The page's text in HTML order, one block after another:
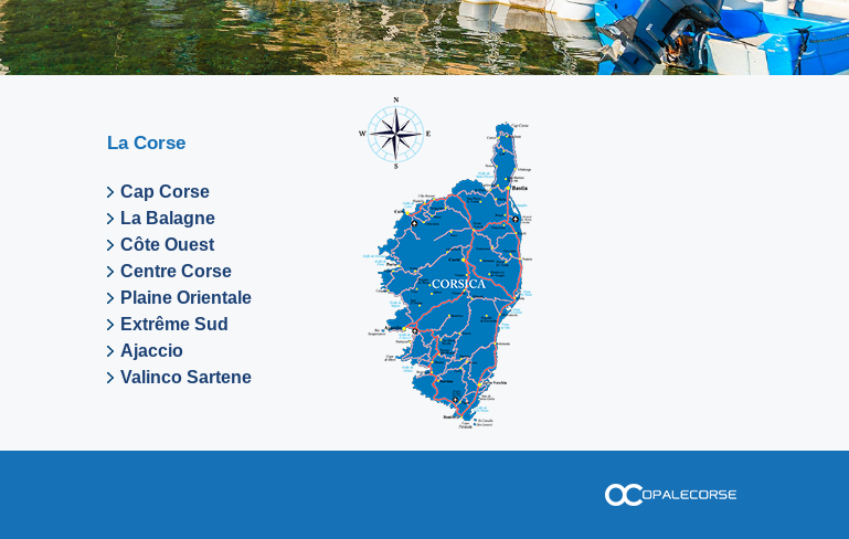
La Corse
Cap Corse
La Balagne
Côte Ouest
Centre Corse
Plaine Orientale
Extrême Sud
Ajaccio
Valinco Sartene